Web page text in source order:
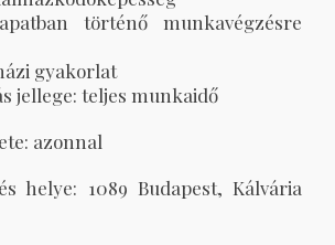
történő munkavégzésre
gyakorlat
jellege: teljes munkaidő
azonnal
helye: 1089 Budapest, Kálvária